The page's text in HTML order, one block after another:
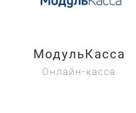
МодульКасса
Онлайн-касса